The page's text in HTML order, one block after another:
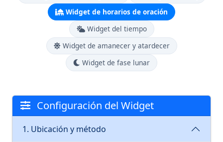
Widget de horarios de oración
Widget del tiempo
Widget de amanecer y atardecer
Widget de fase lunar
Configuración del Widget
1. Ubicación y método